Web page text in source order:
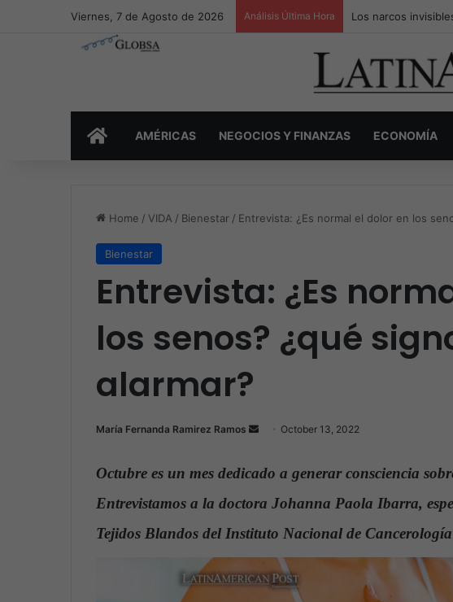
Viernes, 7 de Agosto de 2026 Análisis Última Hora Los narcos
INICIOAMÉRICAS NEGOCIOS Y FINANZAS ECONOMÍA
Home / VIDA / Bienestar / Entrevista: ¿Es normal el dolor en los
Bienestar
Entrevista: ¿Es
los senos? ¿qué
alarmar?
María Fernanda Ramirez Ramos
n
a
a
October 13, 2022
Octubre es un mes dedicado a generar consciencia
Entrevistamos a la doctora Johanna Paola Ibarra,
Tejidos Blandos del Instituto Nacional de